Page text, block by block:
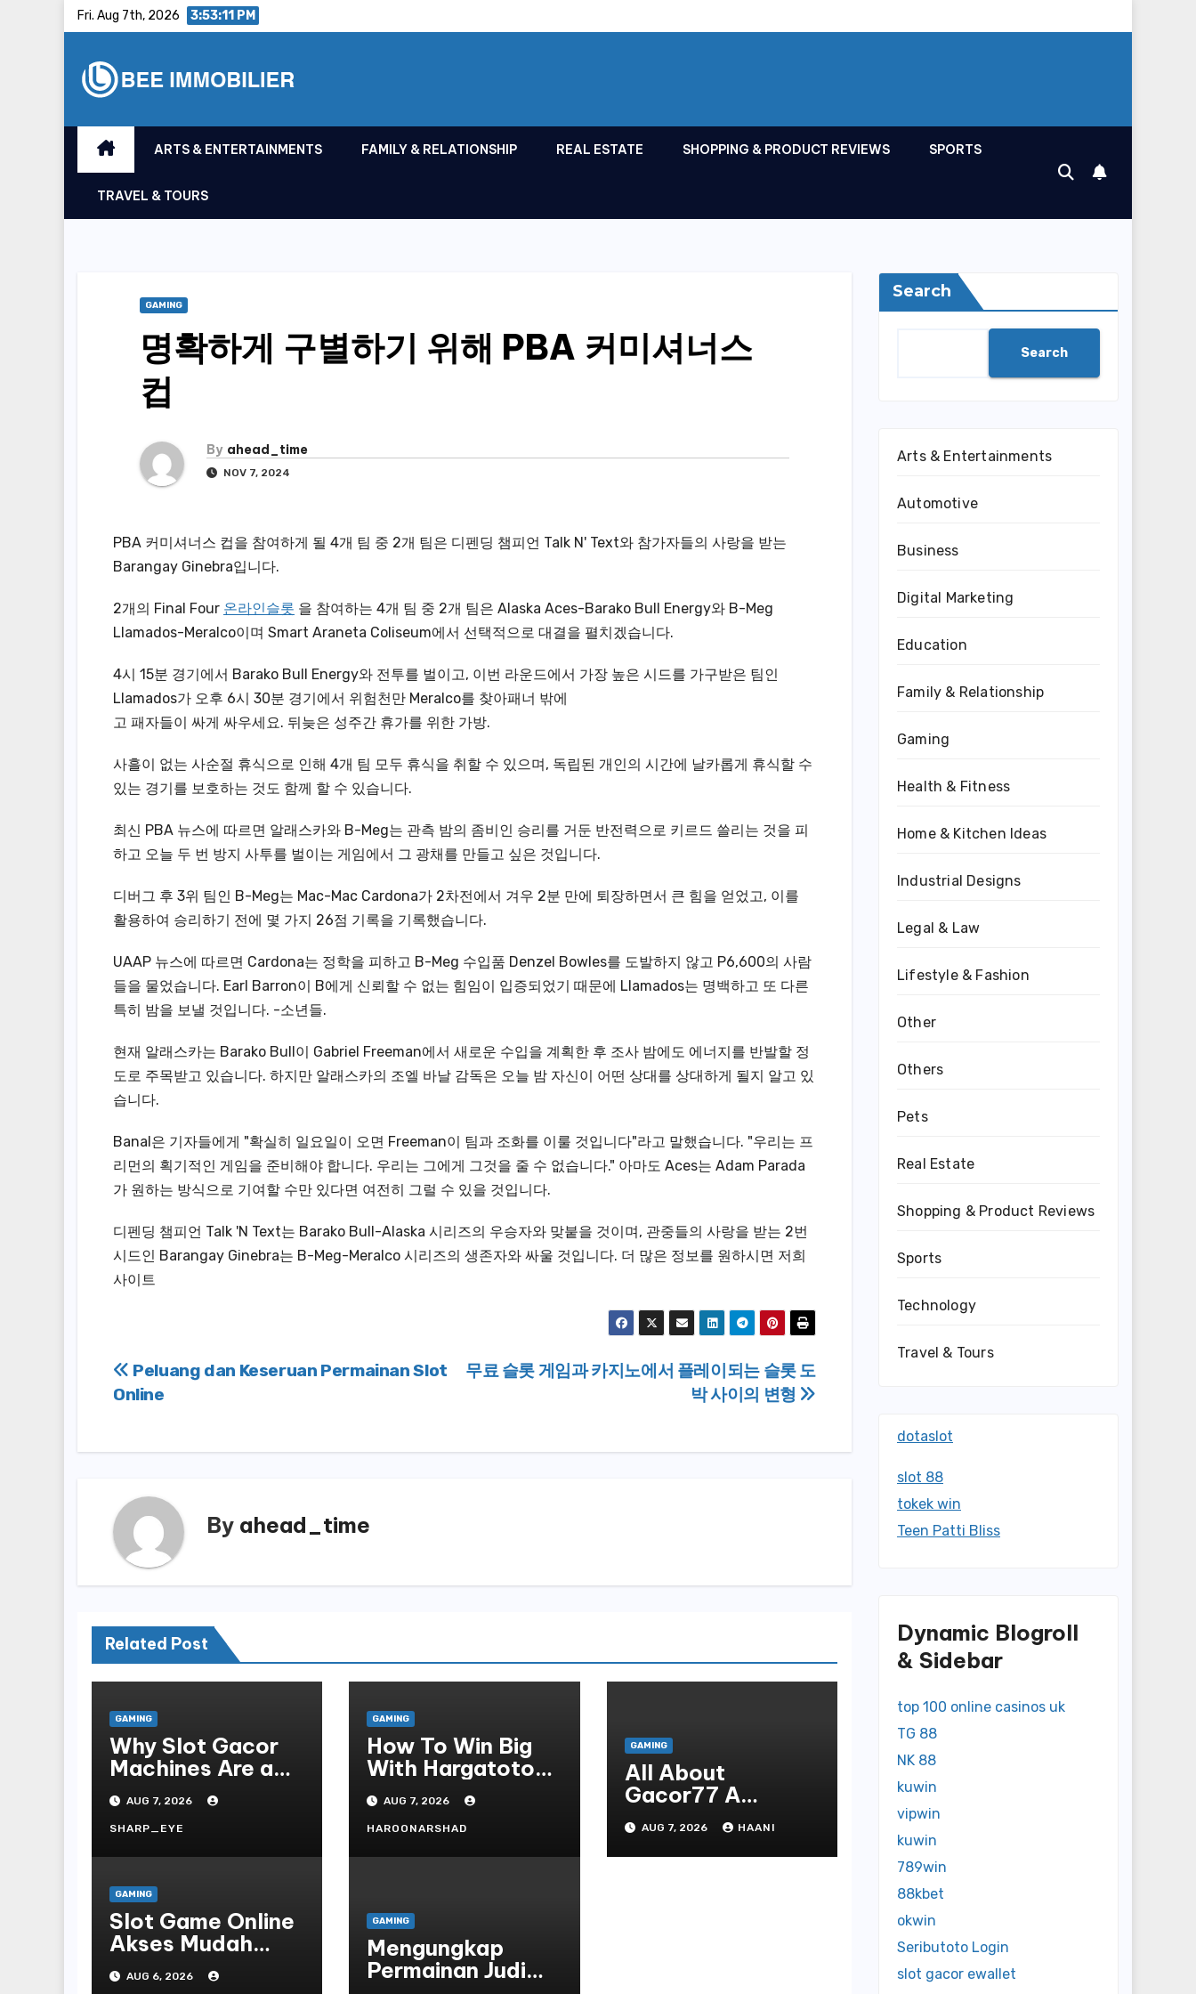
Fri. Aug 7th, 2026 3:53:12 PM
ARTS & ENTERTAINMENTS FAMILY & RELATIONSHIP REAL ESTATE SHOPPING & PRODUCT REVIEWS SPORTS
TRAVEL & TOURS
GAMING
명확하게 구별하기 위해 PBA 커미셔너스
컵
By ahead_time
NOV 7, 2024
PBA 커미셔너스 컵을 참여하게 될 4개 팀 중 2개 팀은 디펜딩 챔피언 Talk N' Text와 참가자들의 사랑을 받는
Barangay Ginebra입니다.
2개의 Final Four 온라인슬롯 을 참여하는 4개 팀 중 2개 팀은 Alaska Aces-Barako Bull Energy와 B-Meg
Llamados-Meralco이며 Smart Araneta Coliseum에서 선택적으로 대결을 펼치겠습니다.
4시 15분 경기에서 Barako Bull Energy와 전투를 벌이고, 이번 라운드에서 가장 높은 시드를 가구받은 팀인
Llamados가 오후 6시 30분 경기에서 위험천만 Meralco를 찾아패너 밖에
고 패자들이 싸게 싸우세요. 뒤늦은 성주간 휴가를 위한 가방.
사흘이 없는 사순절 휴식으로 인해 4개 팀 모두 휴식을 취할 수 있으며, 독립된 개인의 시간에 날카롭게 휴식할 수
있는 경기를 보호하는 것도 함께 할 수 있습니다.
최신 PBA 뉴스에 따르면 알래스카와 B-Meg는 관측 밤의 좀비인 승리를 거둔 반전력으로 키르드 쓸리는 것을 피
하고 오늘 두 번 방지 사투를 벌이는 게임에서 그 광채를 만들고 싶은 것입니다.
디버그 후 3위 팀인 B-Meg는 Mac-Mac Cardona가 2차전에서 겨우 2분 만에 퇴장하면서 큰 힘을 얻었고, 이를
활용하여 승리하기 전에 몇 가지 26점 기록을 기록했습니다.
UAAP 뉴스에 따르면 Cardona는 정학을 피하고 B-Meg 수입품 Denzel Bowles를 도발하지 않고 P6,600의 사람
들을 물었습니다. Earl Barron이 B에게 신뢰할 수 없는 힘임이 입증되었기 때문에 Llamados는 명백하고 또 다른
특히 밤을 보낼 것입니다. -소년들.
현재 알래스카는 Barako Bull이 Gabriel Freeman에서 새로운 수입을 계획한 후 조사 밤에도 에너지를 반발할 정
도로 주목받고 있습니다. 하지만 알래스카의 조엘 바날 감독은 오늘 밤 자신이 어떤 상대를 상대하게 될지 알고 있
습니다.
Banal은 기자들에게 "확실히 일요일이 오면 Freeman이 팀과 조화를 이룰 것입니다"라고 말했습니다. "우리는 프
리먼의 획기적인 게임을 준비해야 합니다. 우리는 그에게 그것을 줄 수 없습니다." 아마도 Aces는 Adam Parada
가 원하는 방식으로 기여할 수만 있다면 여전히 그럴 수 있을 것입니다.
디펜딩 챔피언 Talk 'N Text는 Barako Bull-Alaska 시리즈의 우승자와 맞붙을 것이며, 관중들의 사랑을 받는 2번
시드인 Barangay Ginebra는 B-Meg-Meralco 시리즈의 생존자와 싸울 것입니다. 더 많은 정보를 원하시면 저희
사이트
Post
무료 슬롯 게임과 카지노에서 플레이되는 슬롯 도
박 사이의 변형
Peluang dan Keseruan Permainan Slot
Online
By ahead_time
Related Post
GAMING
Why Slot Gacor
Machines Are a
Gamer s Favorite
AUG 7, 2026
SHARP_EYE
GAMING
How To Win Big
With Hargatoto
Tested Strategies
For Beginners
AUG 7, 2026
HAROONARSHAD
GAMING
All About
Gacor77 A
Admirer You Need
In Your Corner
AUG 7, 2026 HAANI
GAMING
Slot Game Online
Akses Mudah
Platform
AUG 6, 2026
GAMING
Mengungkap
Permainan Judi
Search
Search
Arts & Entertainments
Automotive
Business
Digital Marketing
Education
Family & Relationship
Gaming
Health & Fitness
Home & Kitchen Ideas
Industrial Designs
Legal & Law
Lifestyle & Fashion
Other
Others
Pets
Real Estate
Shopping & Product Reviews
Sports
Technology
Travel & Tours
dotaslot
slot 88
tokek win
Teen Patti Bliss
Dynamic Blogroll
& Sidebar
top 100 online casinos uk
TG 88
NK 88
kuwin
vipwin
kuwin
789win
88kbet
okwin
Seributoto Login
slot gacor ewallet